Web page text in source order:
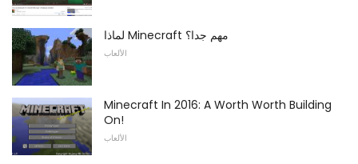
لماذا Minecraft مهم جدا؟
الألعاب
Minecraft In 2016: A Worth Worth Building
On!
الألعاب